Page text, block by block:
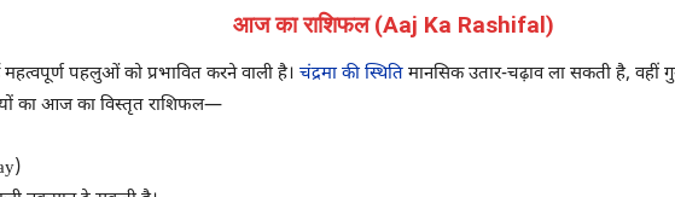
आज का राशिफल (Aaj Ka Rashifal)
पहलुओं को प्रभावित करने वाली है। चंद्रमा की स्थिति मानसिक उतार-चढ़ाव ला सकती है, वहीं
का आज का विस्तृत राशिफल—